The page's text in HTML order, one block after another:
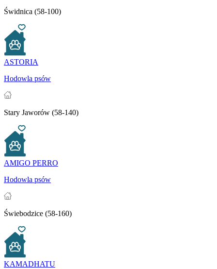
Świdnica (58-100)
ASTORIA
Hodowla psów
Stary Jaworów (58-140)
AMIGO PERRO
Hodowla psów
Świebodzice (58-160)
KAMADHATU